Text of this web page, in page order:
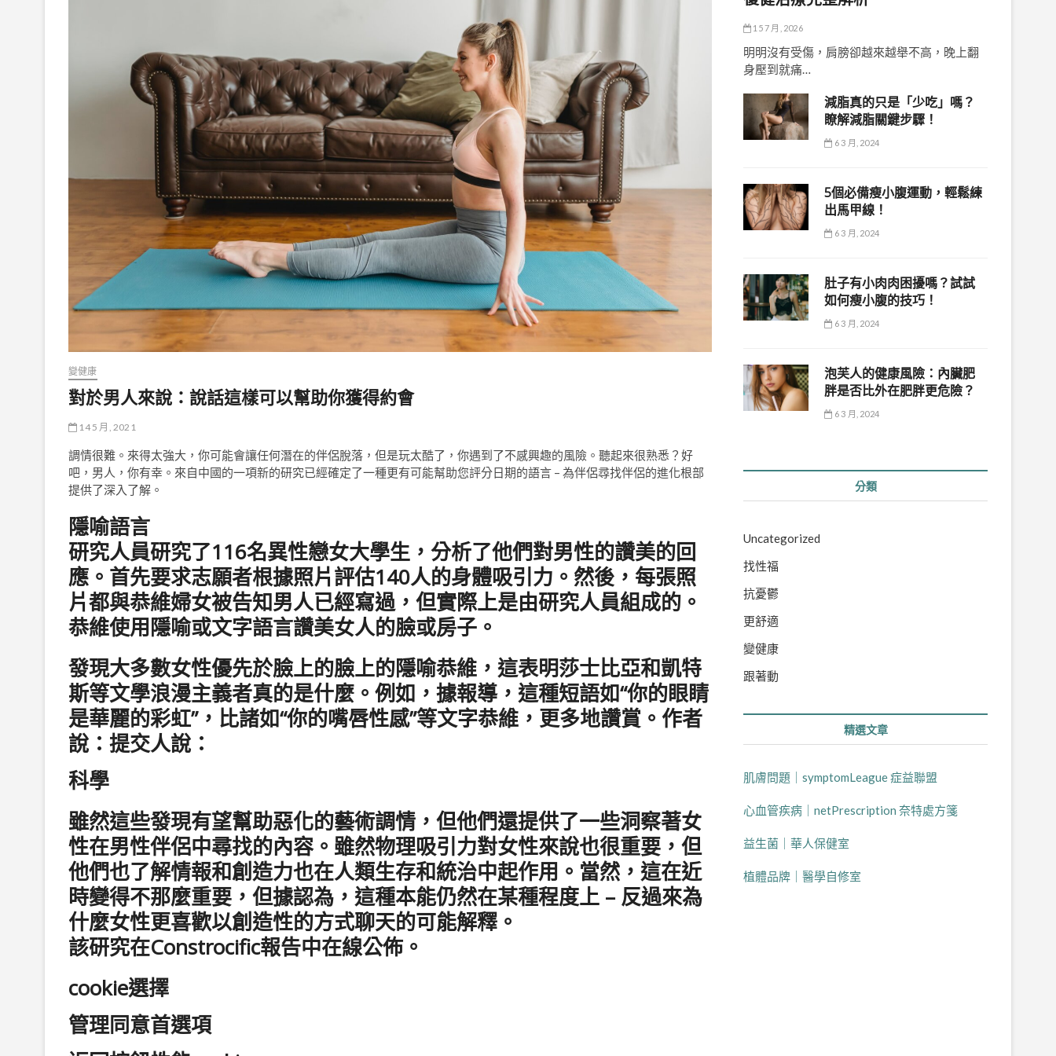
變健康
對於男人來說：說話這樣可以幫助你獲得約會
14 5 月, 2021
調情很難。來得太強大，你可能會讓任何潛在的伴侶脫落，但是玩太酷了，你遇到了不感興趣的風險。聽起來很熟悉？好
吧，男人，你有幸。來自中國的一項新的研究已經確定了一種更有可能幫助您評分日期的語言 – 為伴侶尋找伴侶的進化根部
提供了深入了解。
隱喻語言
研究人員研究了116名異性戀女大學生，分析了他們對男性的讚美的回
應。首先要求志願者根據照片評估140人的身體吸引力。然後，每張照
片都與恭維婦女被告知男人已經寫過，但實際上是由研究人員組成的。
恭維使用隱喻或文字語言讚美女人的臉或房子。
發現大多數女性優先於臉上的臉上的隱喻恭維，這表明莎士比亞和凱特
斯等文學浪漫主義者真的是什麼。例如，據報導，這種短語如“你的眼睛
是華麗的彩虹”，比諸如“你的嘴唇性感”等文字恭維，更多地讚賞。作者
說：提交人說：
科學
雖然這些發現有望幫助惡化的藝術調情，但他們還提供了一些洞察著女
性在男性伴侶中尋找的內容。雖然物理吸引力對女性來說也很重要，但
他們也了解情報和創造力也在人類生存和統治中起作用。當然，這在近
時變得不那麼重要，但據認為，這種本能仍然在某種程度上 – 反過來為
什麼女性更喜歡以創造性的方式聊天的可能解釋。
該研究在Constrocific報告中在線公佈。
cookie選擇
管理同意首選項
15 7 月, 2026
明明沒有受傷，肩膀卻越來越舉不高，晚上翻
身壓到就痛…
減脂真的只是「少吃」嗎？
瞭解減脂關鍵步驟！
6 3 月, 2024
5個必備瘦小腹運動，輕鬆練
出馬甲線！
6 3 月, 2024
肚子有小肉肉困擾嗎？試試
如何瘦小腹的技巧！
6 3 月, 2024
泡芙人的健康風險：內臟肥
胖是否比外在肥胖更危險？
6 3 月, 2024
分類
Uncategorized
找性福
抗憂鬱
更舒適
變健康
跟著動
精選文章
肌膚問題｜symptomLeague 症益聯盟
心血管疾病｜netPrescription 奈特處方箋
益生菌｜華人保健室
植體品牌｜醫學自修室